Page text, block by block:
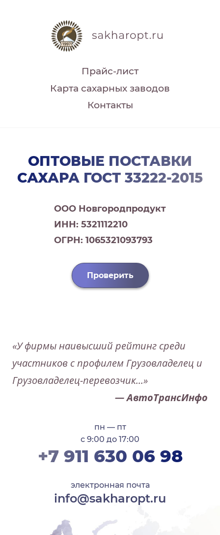
Прайс-лист
Карта сахарных заводов
Контакты
ОПТОВЫЕ ПОСТАВКИ
САХАРА ГОСТ 33222-2015
ООО Новгородпродукт
ИНН: 5321112210
ОГРН: 1065321093793
Проверить
«У фирмы наивысший рейтинг среди
участников с профилем Грузовладелец и
Грузовладелец-перевозчик...»
— АвтоТрансИнфо
пн — пт
с 9:00 до 17:00
+7 911 630 06 98
электронная почта
info@sakharopt.ru